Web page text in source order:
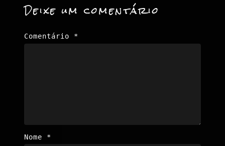
Deixe um comentário
Comentário *
Nome *